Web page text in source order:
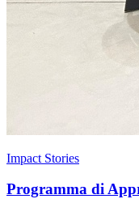
Impact Stories
Programma di